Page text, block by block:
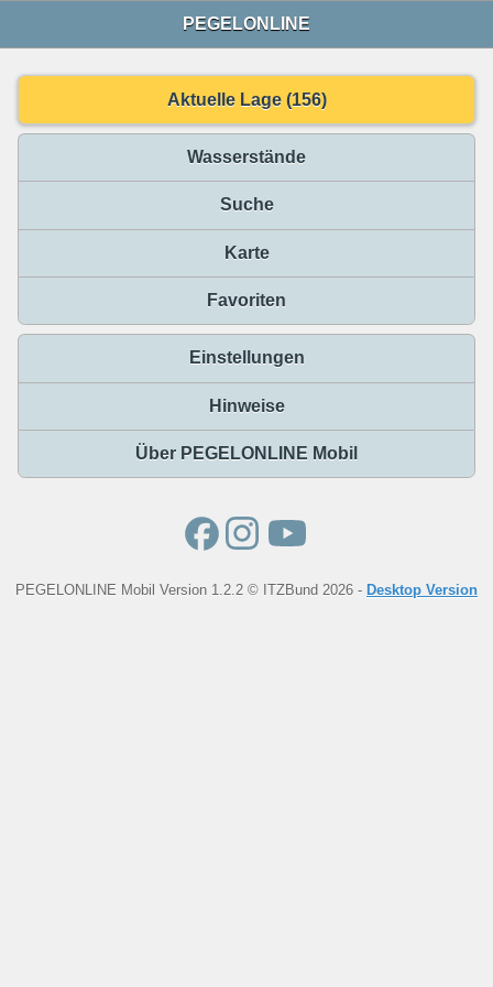
PEGELONLINE
Aktuelle Lage (156)
Wasserstände
Suche
Karte
Favoriten
Einstellungen
Hinweise
Über PEGELONLINE Mobil
PEGELONLINE Mobil Version 1.2.2 © ITZBund 2026 - Desktop Version